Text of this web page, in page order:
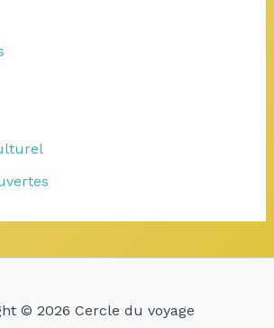
© 2026 Cercle du voyage